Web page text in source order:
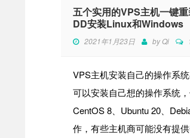
五个实用的VPS主机一键
DD安装Linux和Windows
2021年1月23日 byQi
VPS主机安装自己的操作系
可以安装自己想的操作系统
CentOS 8、Ubuntu 20、
作，有些主机商可能没有提